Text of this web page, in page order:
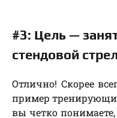
#3: Цель —
стендовой
Отлично! Скорее
пример
вы четко